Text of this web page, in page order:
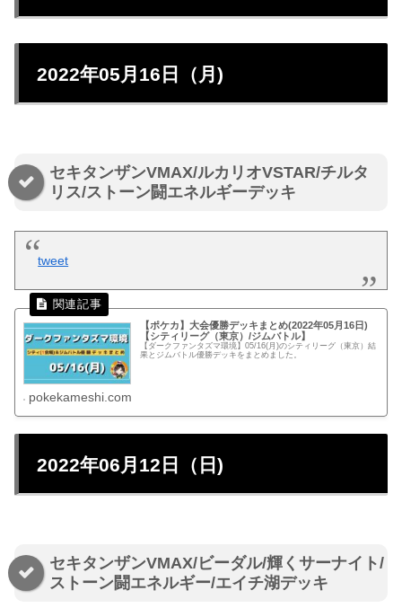
2022年05月16日（月)
セキタンザンVMAX/ルカリオVSTAR/チルタ
リス/ストーン闘エネルギーデッキ
tweet
【ポケカ】大会優勝デッキまとめ(2022年05月16日)
【シティリーグ（東京）/ジムバトル】
【ダークファンタズマ環境】05/16(月)のシティリーグ（東京）結
果とジムバトル優勝デッキをまとめました。
pokekameshi.com
2022年06月12日（日)
セキタンザンVMAX/ビーダル/輝くサーナイト/
ストーン闘エネルギー/エイチ湖デッキ